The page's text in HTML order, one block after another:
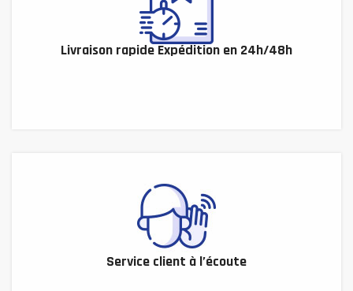
Livraison rapide Expédition en 24h/48h
Service client à l’écoute